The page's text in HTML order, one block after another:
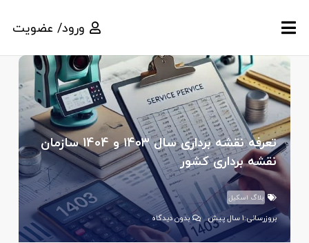
ورود/ عضویت
تعرفه نقشه برداری سال ۱۴۰۳ و 1404 سازمان
نقشه برداری کشور
بلاگ اسکیل
بروزرسانی:1 سال پیش بدون دیدگاه